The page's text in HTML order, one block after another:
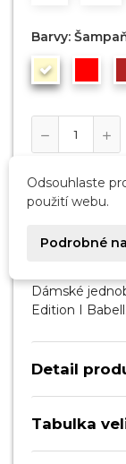
Barvy:
Popis
Dámské
Edition I Babell.
Detail
Tabulka
Odsouhlaste
použití webu.
Podrobné